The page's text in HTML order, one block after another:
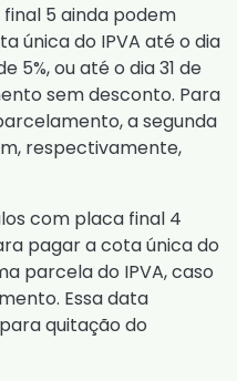
5 ainda podem
única do IPVA até o dia
5%, ou até o dia 31 de
sem desconto. Para
a segunda
respectivamente,
com placa final 4
pagar a cota única do
parcela do IPVA, caso
Essa data
quitação do